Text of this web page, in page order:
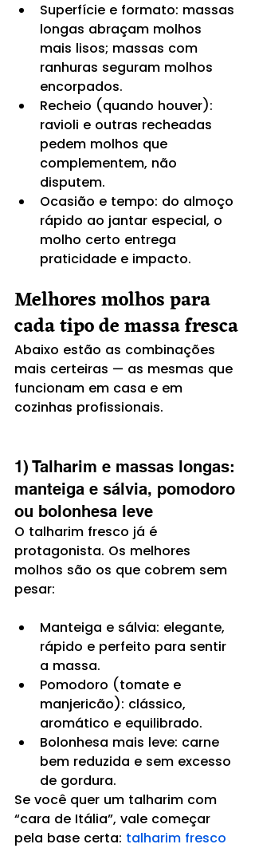
Superfície e formato: massas
longas abraçam molhos
mais lisos; massas com
ranhuras seguram molhos
encorpados.
Recheio (quando houver):
ravioli e outras recheadas
pedem molhos que
complementem, não
disputem.
Ocasião e tempo: do almoço
rápido ao jantar especial, o
molho certo entrega
praticidade e impacto.
Melhores molhos para
cada tipo de massa fresca
Abaixo estão as combinações
mais certeiras — as mesmas que
funcionam em casa e em
cozinhas profissionais.
1) Talharim e massas longas:
manteiga e sálvia, pomodoro
ou bolonhesa leve
O talharim fresco já é
protagonista. Os melhores
molhos são os que cobrem sem
pesar:
Manteiga e sálvia: elegante,
rápido e perfeito para sentir
a massa.
Pomodoro (tomate e
manjericão): clássico,
aromático e equilibrado.
Bolonhesa mais leve: carne
bem reduzida e sem excesso
de gordura.
Se você quer um talharim com
“cara de Itália”, vale começar
pela base certa: talharim fresco